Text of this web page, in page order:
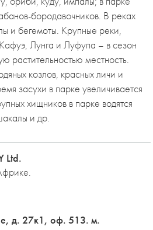
бородавочников. В реках
и бегемоты. Крупные реки,
Лунга и Луфупа – в сезон
растительностью местность.
козлов, красных личи и
засухи в парке увеличивается
хищников в парке водятся
и др.
Ltd.
д. 27к1, оф. 513. м.